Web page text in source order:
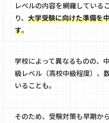
レベルの内容を網羅している
り、 大学受験に向けた準備を
す。
学校によって異なるものの、
級レベル（高校中級程度）、
いることも。
そのため、受験対策も早期か